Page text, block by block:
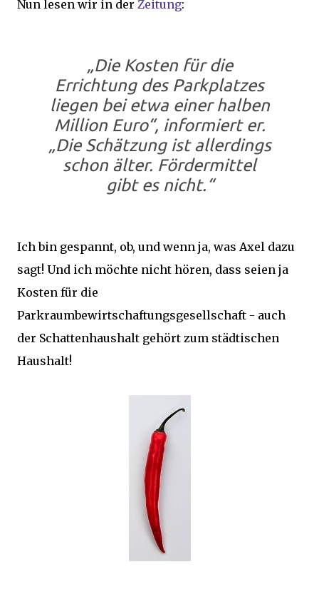
Nun lesen wir in der Zeitung:
„Die Kosten für die
Errichtung des Parkplatzes
liegen bei etwa einer halben
Million Euro“, informiert er.
„Die Schätzung ist allerdings
schon älter. Fördermittel
gibt es nicht.“
Ich bin gespannt, ob, und wenn ja, was Axel dazu
sagt! Und ich möchte nicht hören, dass seien ja
Kosten für die
Parkraumbewirtschaftungsgesellschaft - auch
der Schattenhaushalt gehört zum städtischen
Haushalt!